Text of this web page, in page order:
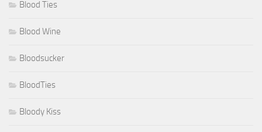
Blood Ties
Blood Wine
Bloodsucker
BloodTies
Bloody Kiss